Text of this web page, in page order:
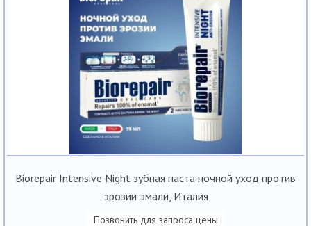
Biorepair Intensive Night зубная паста ночной уход против
эрозии эмали, Италия
Позвонить для запроса цены